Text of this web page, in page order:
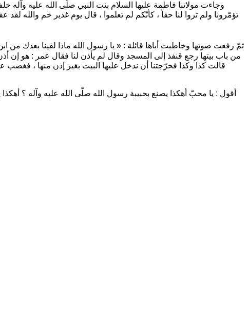
وجاءت مولاتنا فاطمة عليها السلام بنت النبي صلّى الله عليه وآله
تؤمّرونا ولم تروا لنا حقاً ، كأنّكم لم تعلموا ، قال يوم غدير خم والله لقد
ثمّ رفعت صوتها وخاطبت أباها قائلة : « يا رسول الله ماذا لقينا بعدك من
من باب بيتها رجع قنفذ إلى المسجد وقال لم يأذن لنا فقال عمر : هو إن أذن
قالت كذا وكذا فحرّجتنا أن ندخل عليها البيت بغير إذن منها ،
أقول : يا محبّ أهكذا يصنع بحبيبة رسول الله صلّى الله عليه وآله ؟